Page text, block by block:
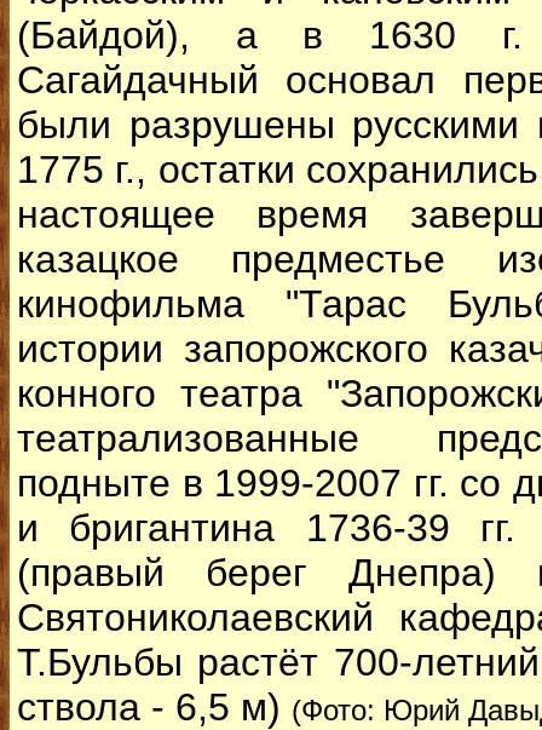
(Байдой), а в 1630 г.
Сагайдачный основал
были разрушены русскими
1775 г., остатки
настоящее время
казацкое предместье
кинофильма "Тарас
истории запорожского
конного театра
театрализованные
подныте в 1999-2007 гг. со
и бригантина 1736-39
(правый берег
Святониколаевский
Т.Бульбы растёт 700-
ствола - 6,5 м) (Фото: Юрий